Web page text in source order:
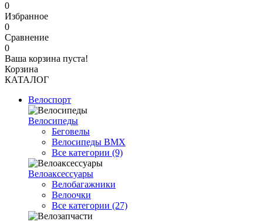
0
Избранное
0
Сравнение
0
Ваша корзина пуста!
Корзина
КАТАЛОГ
Велоспорт
Велосипеды
Беговелы
Велосипеды BMX
Все категории (9)
Велоаксессуары
Велобагажники
Велоочки
Все категории (27)